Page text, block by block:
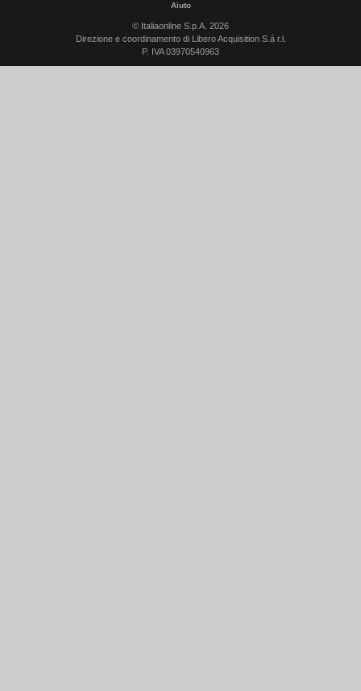
Aiuto
© Italiaonline S.p.A. 2026
Direzione e coordinamento di Libero Acquisition S.á r.l.
P. IVA 03970540963